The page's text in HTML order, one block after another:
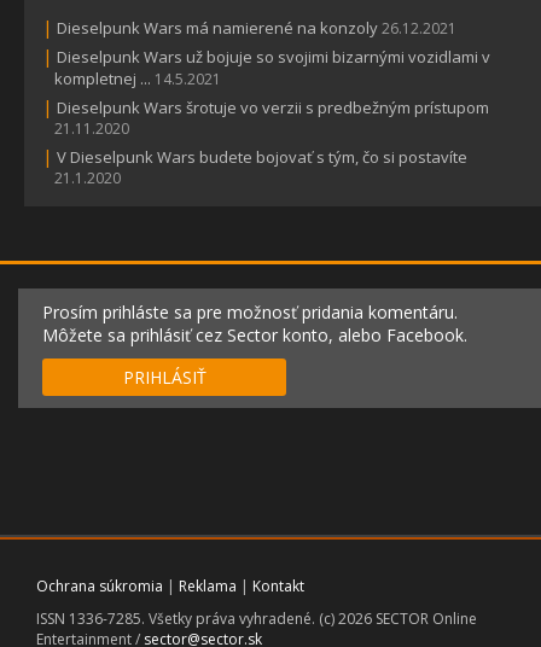
| Dieselpunk Wars má namierené na konzoly26.12.2021
| Dieselpunk Wars už bojuje so svojimi bizarnými vozidlami v
kompletnej ... 14.5.2021
| Dieselpunk Wars šrotuje vo verzii s predbežným prístupom
21.11.2020
| V Dieselpunk Wars budete bojovať s tým, čo si postavíte
21.1.2020
Prosím prihláste sa pre možnosť pridania komentáru.
Môžete sa prihlásiť cez Sector konto, alebo Facebook.
PRIHLÁSIŤ
Ochrana súkromia | Reklama | Kontakt
ISSN 1336-7285. Všetky práva vyhradené. (c) 2026 SECTOR Online
Entertainment / sector@sector.sk